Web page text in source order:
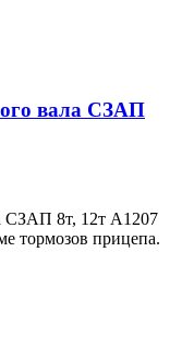
вала СЗАП
СЗАП 8т, 12т A1207
тормозов прицепа.